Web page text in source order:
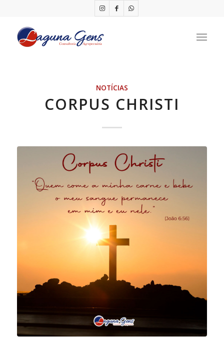
NOTÍCIAS
CORPUS CHRISTI